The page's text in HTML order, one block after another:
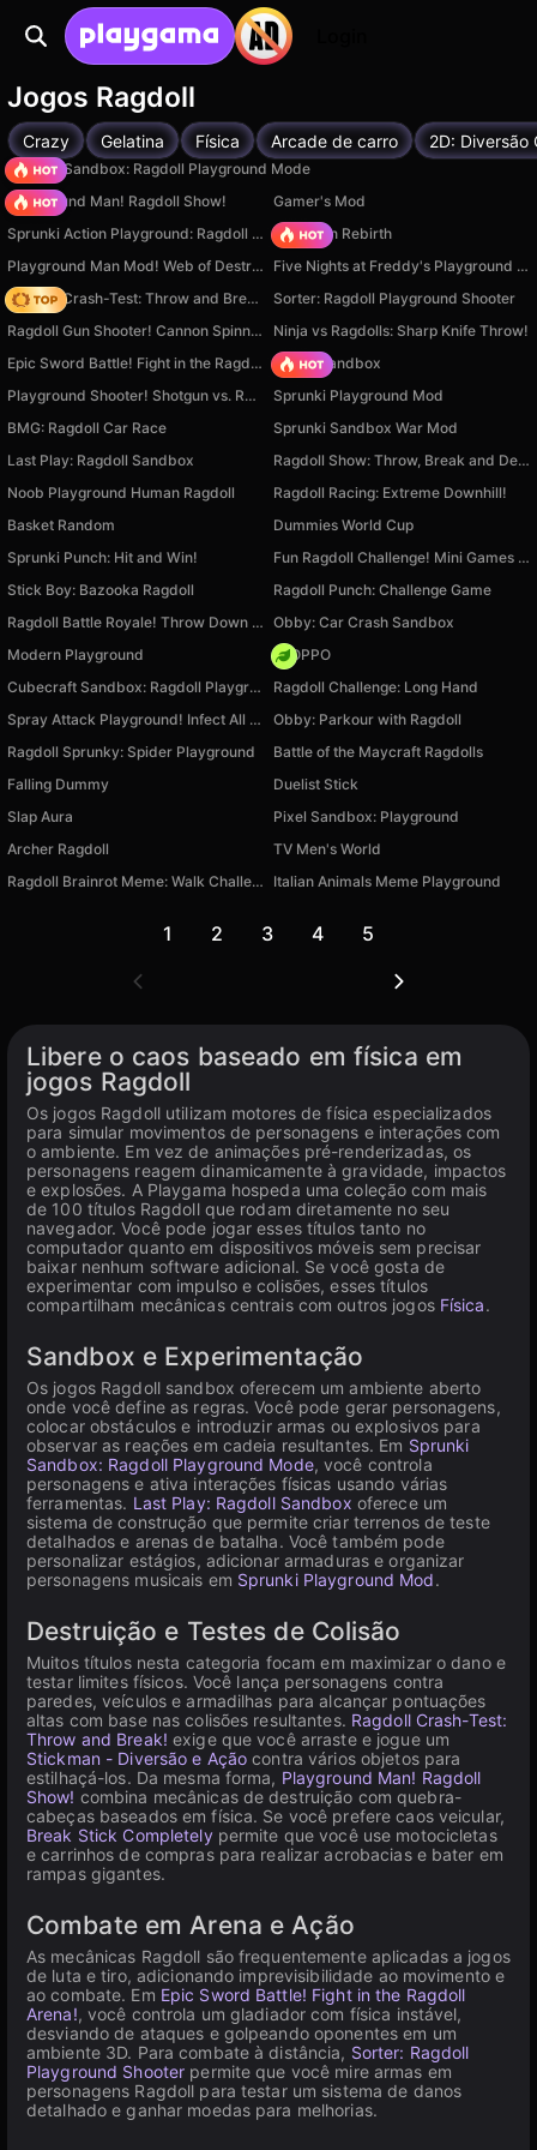
Jogos Ragdoll
Crazy Gelatina Física Arcade de carro 2D: Diversão
Sprunki Sandbox: Ragdoll Playground Mode
Playground Man! Ragdoll Show!
Gamer's Mod
Sprunki Action Playground: Ragdoll Sandbox Stickman Rebirth
Playground Man Mod! Web of Destruction!
Five Nights at Freddy's Playground Sandbox
Ragdoll Crash-Test: Throw and Break!
Sorter: Ragdoll Playground Shooter
Ragdoll Gun Shooter! Cannon Spinner Playground
Ninja vs Ragdolls: Sharp Knife Throw!
Epic Sword Battle! Fight in the Ragdoll Arena!
Melon Sandbox
Playground Shooter! Shotgun vs. Ragdolls!
Sprunki Playground Mod
BMG: Ragdoll Car Race
Sprunki Sandbox War Mod
Last Play: Ragdoll Sandbox
Ragdoll Show: Throw, Break and Destroy!
Noob Playground Human Ragdoll
Ragdoll Racing: Extreme Downhill!
Basket Random
Dummies World Cup
Sprunki Punch: Hit and Win!
Fun Ragdoll Challenge! Mini Games Collection!
Stick Boy: Bazooka Ragdoll
Ragdoll Punch: Challenge Game
Ragdoll Battle Royale! Throw Down the Enemy! Obby: Car Crash Sandbox
Modern Playground
FLOPPO
Cubecraft Sandbox: Ragdoll Playground
Ragdoll Challenge: Long Hand
Spray Attack Playground! Infect All Enemies!
Obby: Parkour with Ragdoll
Ragdoll Sprunky: Spider Playground
Battle of the Maycraft Ragdolls
Falling Dummy
Duelist Stick
Slap Aura
Pixel Sandbox: Playground
Archer Ragdoll
TV Men's World
Ragdoll Brainrot Meme: Walk Challenge!
Italian Animals Meme Playground
1 2 3 4 5
Libere o caos baseado em física em
jogos Ragdoll
Os jogos Ragdoll utilizam motores de física especializados
para simular movimentos de personagens e interações com
o ambiente. Em vez de animações pré-renderizadas, os
personagens reagem dinamicamente à gravidade, impactos
e explosões. A Playgama hospeda uma coleção com mais
de 100 títulos Ragdoll que rodam diretamente no seu
navegador. Você pode jogar esses títulos tanto no
computador quanto em dispositivos móveis sem precisar
baixar nenhum software adicional. Se você gosta de
experimentar com impulso e colisões, esses títulos
compartilham mecânicas centrais com outros jogos Física.
Sandbox e Experimentação
Os jogos Ragdoll sandbox oferecem um ambiente aberto
onde você define as regras. Você pode gerar personagens,
colocar obstáculos e introduzir armas ou explosivos para
observar as reações em cadeia resultantes. Em Sprunki
Sandbox: Ragdoll Playground Mode, você controla
personagens e ativa interações físicas usando várias
ferramentas. Last Play: Ragdoll Sandbox oferece um
sistema de construção que permite criar terrenos de teste
detalhados e arenas de batalha. Você também pode
personalizar estágios, adicionar armaduras e organizar
personagens musicais em Sprunki Playground Mod.
Destruição e Testes de Colisão
Muitos títulos nesta categoria focam em maximizar o dano e
testar limites físicos. Você lança personagens contra
paredes, veículos e armadilhas para alcançar pontuações
altas com base nas colisões resultantes. Ragdoll Crash-Test:
Throw and Break! exige que você arraste e jogue um
Stickman - Diversão e Ação contra vários objetos para
estilhaçá-los. Da mesma forma, Playground Man! Ragdoll
Show! combina mecânicas de destruição com quebra-
cabeças baseados em física. Se você prefere caos veicular,
Break Stick Completelypermite que você use motocicletas
e carrinhos de compras para realizar acrobacias e bater em
rampas gigantes.
Combate em Arena e Ação
As mecânicas Ragdoll são frequentemente aplicadas a jogos
de luta e tiro, adicionando imprevisibilidade ao movimento e
ao combate. Em Epic Sword Battle! Fight in the Ragdoll
Arena!, você controla um gladiador com física instável,
desviando de ataques e golpeando oponentes em um
ambiente 3D. Para combate à distância, Sorter: Ragdoll
Playground Shooter permite que você mire armas em
personagens Ragdoll para testar um sistema de danos
detalhado e ganhar moedas para melhorias.